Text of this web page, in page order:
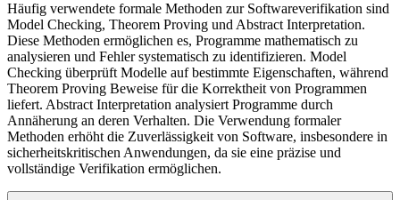
Häufig verwendete formale Methoden zur Softwareverifikation sind
Model Checking, Theorem Proving und Abstract Interpretation.
Diese Methoden ermöglichen es, Programme mathematisch zu
analysieren und Fehler systematisch zu identifizieren. Model
Checking überprüft Modelle auf bestimmte Eigenschaften, während
Theorem Proving Beweise für die Korrektheit von Programmen
liefert. Abstract Interpretation analysiert Programme durch
Annäherung an deren Verhalten. Die Verwendung formaler
Methoden erhöht die Zuverlässigkeit von Software, insbesondere in
sicherheitskritischen Anwendungen, da sie eine präzise und
vollständige Verifikation ermöglichen.